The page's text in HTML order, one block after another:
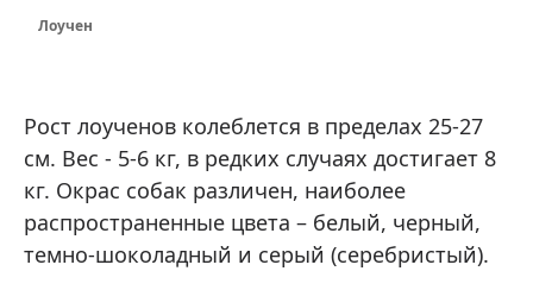
Лоучен
Рост лоученов колеблется в пределах 25-27
см. Вес - 5-6 кг, в редких случаях достигает 8
кг. Окрас собак различен, наиболее
распространенные цвета – белый, черный,
темно-шоколадный и серый (серебристый).